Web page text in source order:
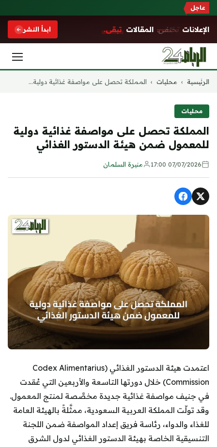
عاجل
الإعلانات تختفي. المقالات تبقى. ابدأ النشر
التجاوز
الرئيسية › محليات › المملكة تحصل على مواصفة غذائية دولية...
محليات
المملكة تحصل على مواصفة غذائية دولية
للمعمول ضمن هيئة الدستور الغذائي
07/07/2026 17:00 منيرة السلمان
اعتمدت هيئة الدستور الغذائي (Codex Alimentarius
Commission) خلال دورتها التاسعة والأربعين التي عُقدت
في جنيف مواصفة غذائية جديدة مخصَّصة لمنتج المعمول.
وقد تولّت المملكة العربية السعودية، ممثَّلةً بالهيئة العامة
للغذاء والدواء، رئاسة فريق إعداد المواصفة ضمن اللجنة
التنسيقية الخاصة بهيئة الدستور الغذائي لدول الشرق